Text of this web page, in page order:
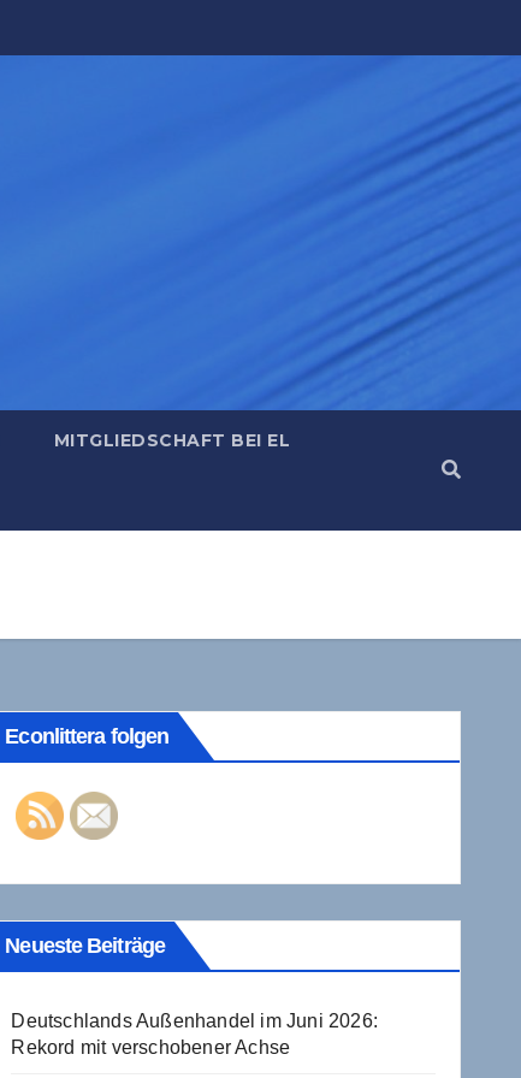
MITGLIEDSCHAFT BEI EL
Econlittera folgen
Neueste Beiträge
Deutschlands Außenhandel im Juni 2026:
Rekord mit verschobener Achse